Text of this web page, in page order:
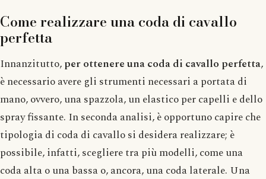
Come realizzare una coda di cavallo
perfetta
Innanzitutto,per ottenere una coda di cavallo perfetta,
è necessario avere gli strumenti necessari a portata di
mano, ovvero, una spazzola, un elastico per capelli e dello
spray fissante. In seconda analisi, è opportuno capire che
tipologia di coda di cavallo si desidera realizzare; è
possibile, infatti, scegliere tra più modelli, come una
coda alta o una bassa o, ancora, una coda laterale. Una